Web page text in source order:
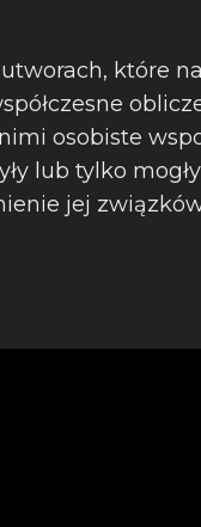
które
osobiste
lub tylko
jej